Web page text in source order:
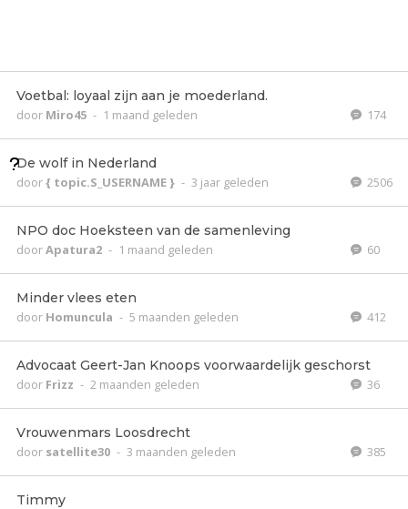
Voetbal: loyaal zijn aan je moederland.
door Miro45 - 1 maand geleden 174
De wolf in Nederland
door{ topic.S_USERNAME } - 3 jaar geleden 2506
NPO doc Hoeksteen van de samenleving
doorApatura2 - 1 maand geleden 60
Minder vlees eten
door Homuncula - 5 maanden geleden 412
Advocaat Geert-Jan Knoops voorwaardelijk geschorst
door Frizz - 2 maanden geleden 36
Vrouwenmars Loosdrecht
door satellite30 - 3 maanden geleden 385
Timmy